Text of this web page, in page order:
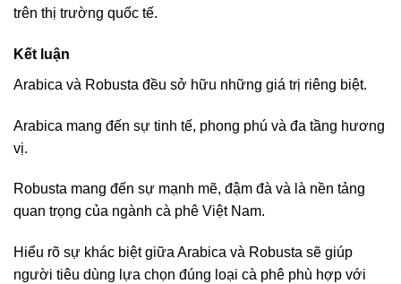
trên thị trường quốc tế.
Kết luận
Arabica và Robusta đều sở hữu những giá trị riêng biệt.
Arabica mang đến sự tinh tế, phong phú và đa tầng hương
vị.
Robusta mang đến sự mạnh mẽ, đậm đà và là nền tảng
quan trọng của ngành cà phê Việt Nam.
Hiểu rõ sự khác biệt giữa Arabica và Robusta sẽ giúp
người tiêu dùng lựa chọn đúng loại cà phê phù hợp với